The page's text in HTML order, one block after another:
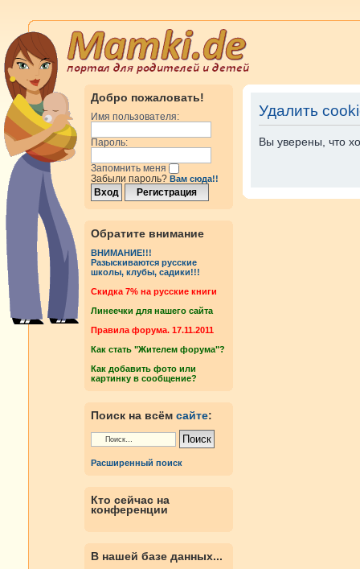
Добро пожаловать!
Имя пользователя:
Пароль:
Запомнить меня
Забыли пароль? Вам сюда!!
Обратите внимание
ВНИМАНИЕ!!!
Разыскиваются русские
школы, клубы, садики!!!
Cкидка 7% на русские книги
Линеечки для нашего сайта
Правила форума. 17.11.2011
Как стать "Жителем форума"?
Как добавить фото или
картинку в сообщение?
Поиск на всём сайте:
Расширенный поиск
Кто сейчас на
конференции
В нашей базе данных...
Удалить
Вы уверены, что